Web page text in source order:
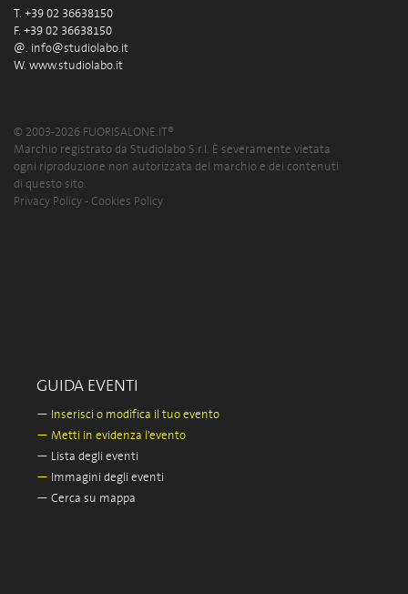
T. +39 02 36638150
F. +39 02 36638150
@. info@studiolabo.it
W. www.studiolabo.it
© 2003-2026 FUORISALONE.IT®
Marchio registrato da Studiolabo S.r.l. È severamente vietata
ogni riproduzione non autorizzata del marchio e dei contenuti
di questo sito.
Privacy Policy - Cookies Policy
GUIDA EVENTI
— Inserisci o modifica il tuo evento
— Metti in evidenza l'evento
— Lista degli eventi
— Immagini degli eventi
— Cerca su mappa